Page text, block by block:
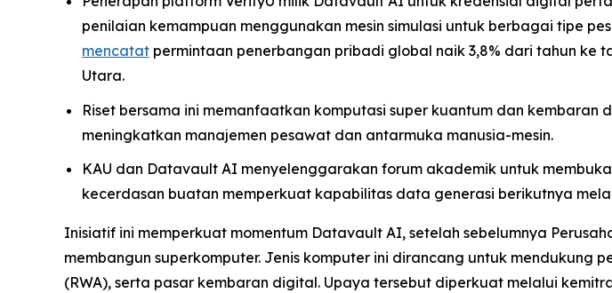
penilaian kemampuan menggunakan mesin simulasi untuk berbagai tipe
mencatat permintaan penerbangan pribadi global naik 3,8% dari tahun ke
Utara.
Riset bersama ini memanfaatkan komputasi super kuantum dan
meningkatkan manajemen pesawat dan antarmuka manusia-mesin.
KAU dan Datavault AI menyelenggarakan forum akademik untuk
kecerdasan buatan memperkuat kapabilitas data generasi berikutnya
Inisiatif ini memperkuat momentum Datavault AI, setelah sebelumnya
membangun superkomputer. Jenis komputer ini dirancang untuk mendukung
(RWA), serta pasar kembaran digital. Upaya tersebut diperkuat melalui